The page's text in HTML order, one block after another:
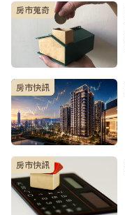
房市蒐奇
房市快訊
房市快訊